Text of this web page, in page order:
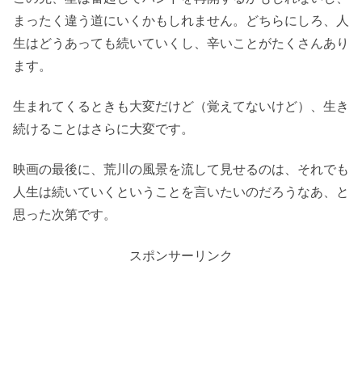
まったく違う道にいくかもしれません。どちらにしろ、人
生はどうあっても続いていくし、辛いことがたくさんあり
ます。
生まれてくるときも大変だけど（覚えてないけど）、生き
続けることはさらに大変です。
映画の最後に、荒川の風景を流して見せるのは、それでも
人生は続いていくということを言いたいのだろうなあ、と
思った次第です。
スポンサーリンク